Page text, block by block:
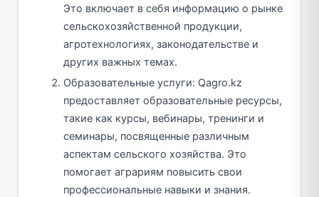
Это включает в себя информацию о рынке
сельскохозяйственной продукции,
агротехнологиях, законодательстве и
других важных темах.
Образовательные услуги: Qagro.kz
предоставляет образовательные ресурсы,
такие как курсы, вебинары, тренинги и
семинары, посвященные различным
аспектам сельского хозяйства. Это
помогает аграриям повысить свои
профессиональные навыки и знания.